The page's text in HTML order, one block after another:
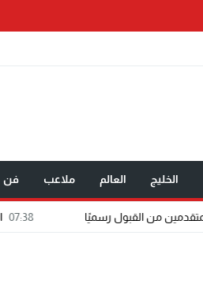
الخليج العالم ملاعب فن
07:38 الإعلام